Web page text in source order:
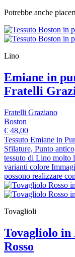
Potrebbe anche
Lino
Emiane in
Fratelli
Fratelli Graziano
Boston
€ 48,00
Tessuto Emiane in
Sfilature, Punto
tessuto di Lino molto
varianti colore
possono realizzare
Tovaglioli
Tovagliolo in
Rosso